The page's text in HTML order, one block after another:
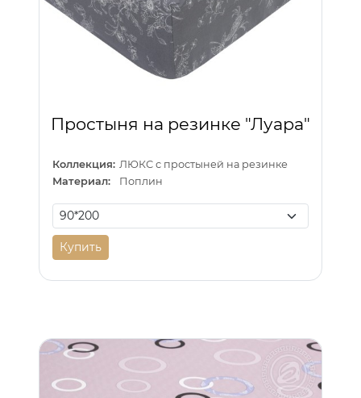
Простыня на резинке "Луара"
Коллекция: ЛЮКС с простыней на резинке
Материал:
Поплин
Купить